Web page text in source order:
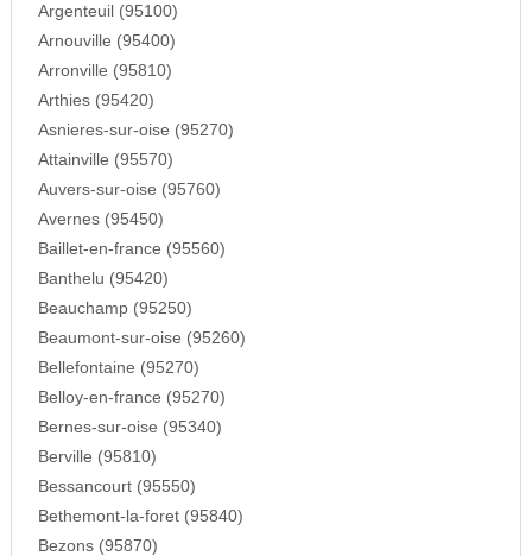
Argenteuil (95100)
Arnouville (95400)
Arronville (95810)
Arthies (95420)
Asnieres-sur-oise (95270)
Attainville (95570)
Auvers-sur-oise (95760)
Avernes (95450)
Baillet-en-france (95560)
Banthelu (95420)
Beauchamp (95250)
Beaumont-sur-oise (95260)
Bellefontaine (95270)
Belloy-en-france (95270)
Bernes-sur-oise (95340)
Berville (95810)
Bessancourt (95550)
Bethemont-la-foret (95840)
Bezons (95870)